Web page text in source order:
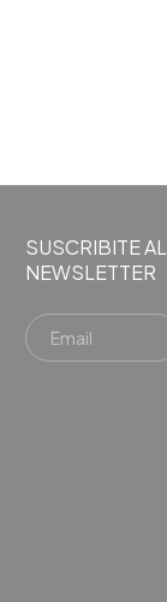
SUSCRIBITE AL
NEWSLETTER